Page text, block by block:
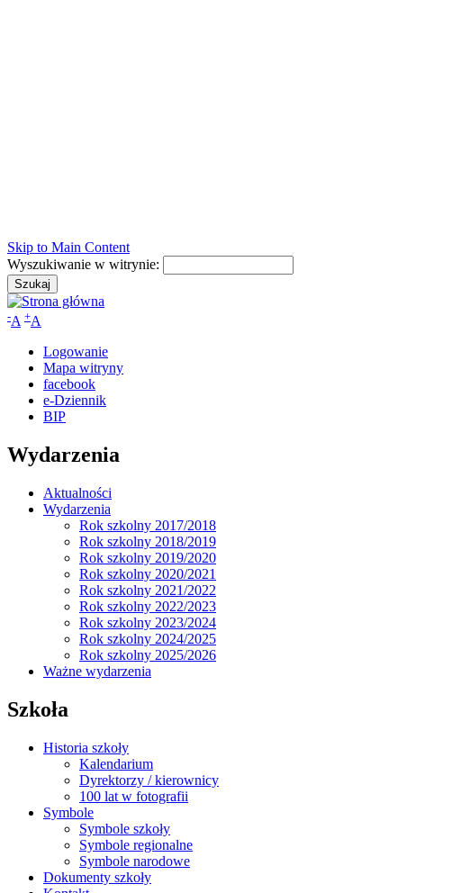
Skip to Main Content
Wyszukiwanie w witrynie:
-A +A
Logowanie
Mapa witryny
facebook
e-Dziennik
BIP
Wydarzenia
Aktualności
Wydarzenia
Rok szkolny 2017/2018
Rok szkolny 2018/2019
Rok szkolny 2019/2020
Rok szkolny 2020/2021
Rok szkolny 2021/2022
Rok szkolny 2022/2023
Rok szkolny 2023/2024
Rok szkolny 2024/2025
Rok szkolny 2025/2026
Ważne wydarzenia
Szkoła
Historia szkoły
Kalendarium
Dyrektorzy / kierownicy
100 lat w fotografii
Symbole
Symbole szkoły
Symbole regionalne
Symbole narodowe
Dokumenty szkoły